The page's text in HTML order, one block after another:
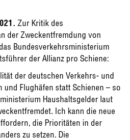
Zur Kritik des
der Zweckentfremdung von
Bundesverkehrsministerium
der Allianz pro Schiene:
der deutschen Verkehrs- und
und Flughäfen statt Schienen – so
Haushaltsgelder laut
Ich kann die neue
die Prioritäten in der
zu setzen. Die